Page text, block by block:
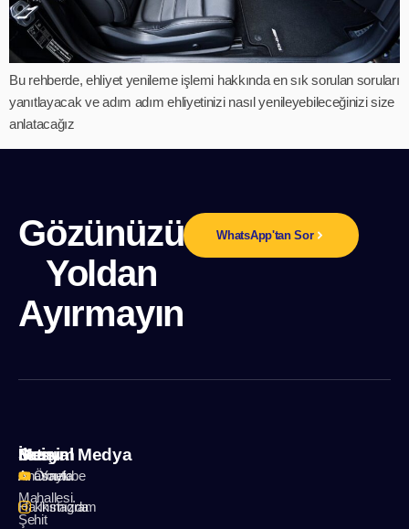
Bu rehberde, ehliyet yenileme işlemi hakkında en sık sorulan soruları
yanıtlayacak ve adım adım ehliyetinizi nasıl yenileyebileceğinizi size
anlatacağız
Gözünüzü
Yoldan
Ayırmayın
WhatsApp'tan Sor
İletişim
A: Örnek
Mahallesi.
Şehit
Menu
Anasayfa
Hakkımızda
Sosyal Medya
Youtube
Instagram